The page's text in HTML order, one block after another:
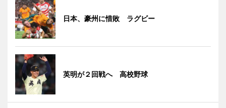
日本、豪州に惜敗 ラグビー
英明が２回戦へ 高校野球